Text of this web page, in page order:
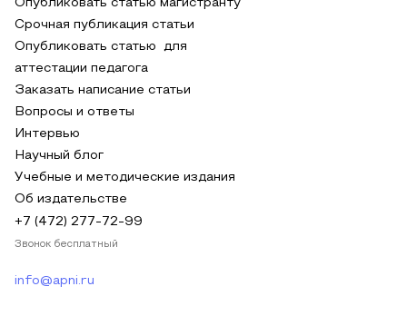
Опубликовать статью магистранту
Срочная публикация статьи
Опубликовать статью для
аттестации педагога
Заказать написание статьи
Вопросы и ответы
Интервью
Научный блог
Учебные и методические издания
Об издательстве
+7 (472) 277-72-99
Звонок бесплатный
info@apni.ru